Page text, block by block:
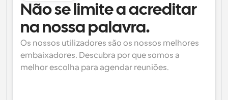
Não se limite a acreditar
na nossa palavra.
Os nossos utilizadores são os nossos melhores
embaixadores. Descubra por que somos a
melhor escolha para agendar reuniões.